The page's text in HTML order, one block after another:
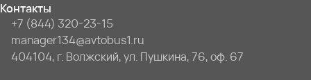
Контакты
+7 (844) 320-23-15
manager134@avtobus1.ru
404104, г. Волжский, ул. Пушкина, 76, оф. 67